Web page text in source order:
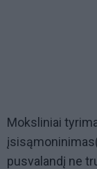
Moksliniai
pusvalandį ne